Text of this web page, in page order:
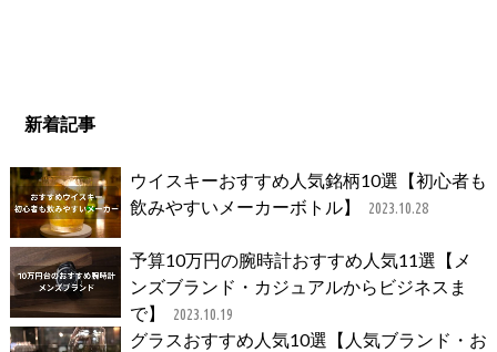
新着記事
ウイスキーおすすめ人気銘柄10選【初心者も
飲みやすいメーカーボトル】
2023.10.28
予算10万円の腕時計おすすめ人気11選【メ
ンズブランド・カジュアルからビジネスま
で】
2023.10.19
グラスおすすめ人気10選【人気ブランド・お